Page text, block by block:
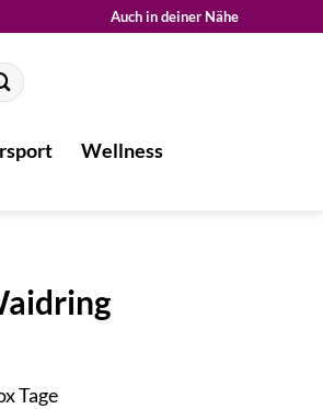
Auch in deiner Nähe
Wellness
Tage